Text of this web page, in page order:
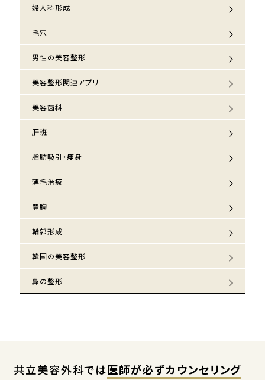
婦人科形成
毛穴
男性の美容整形
美容整形関連アプリ
美容歯科
肝斑
脂肪吸引・痩身
薄毛治療
豊胸
輪郭形成
韓国の美容整形
鼻の整形
共立美容外科では医師が必ずカウンセリング